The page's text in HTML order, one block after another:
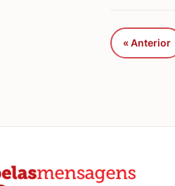
« Anterior